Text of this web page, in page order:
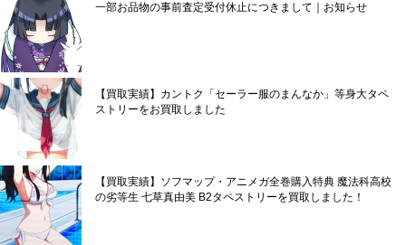
一部お品物の事前査定受付休止につきまして｜お知らせ
【買取実績】カントク「セーラー服のまんなか」等身大タペ
ストリーをお買取しました
【買取実績】ソフマップ・アニメガ全巻購入特典 魔法科高校
の劣等生 七草真由美 B2タペストリーを買取しました！